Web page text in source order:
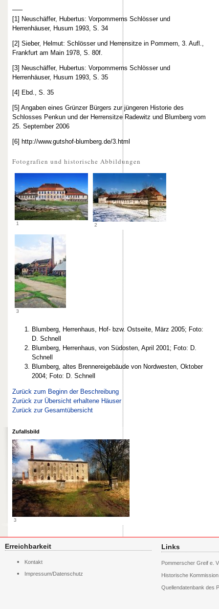
–––
[1] Neuschäffer, Hubertus: Vorpommerns Schlösser und
Herrenhäuser, Husum 1993, S. 34
[2] Sieber, Helmut: Schlösser und Herrensitze in Pommern, 3. Aufl.,
Frankfurt am Main 1978, S. 80f.
[3] Neuschäffer, Hubertus: Vorpommerns Schlösser und
Herrenhäuser, Husum 1993, S. 35
[4] Ebd., S. 35
[5] Angaben eines Grünzer Bürgers zur jüngeren Historie des
Schlosses Penkun und der Herrensitze Radewitz und Blumberg vom
25. September 2006
[6] http://www.gutshof-blumberg.de/3.html
Fotografien und historische Abbildungen
1 2
3
Blumberg, Herrenhaus, Hof- bzw. Ostseite, März 2005; Foto:
D. Schnell
Blumberg, Herrenhaus, von Südosten, April 2001; Foto: D.
Schnell
Blumberg, altes Brennereigebäude von Nordwesten, Oktober
2004; Foto: D. Schnell
Zurück zum Beginn der Beschreibung
Zurück zur Übersicht erhaltene Häuser
Zurück zur Gesamtübersicht
Zufallsbild
3
Erreichbarkeit
NavigationKontakt
Impressum/Datenschutz
Links
Pommerscher Greif e.
Historische
Quellendatenbank des